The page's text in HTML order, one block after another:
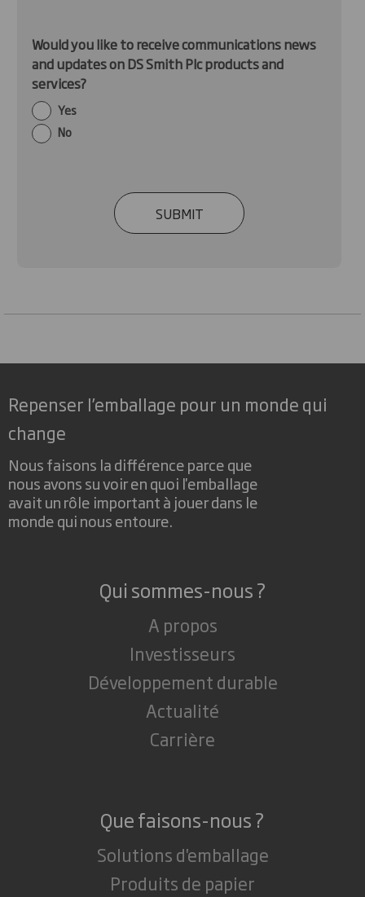
Would you like to receive communications news
and updates on DS Smith Plc products and
services?
Yes
No
SUBMIT
Repenser l’emballage pour un monde qui
change
Nous faisons la différence parce que
nous avons su voir en quoi l'emballage
avait un rôle important à jouer dans le
monde qui nous entoure.
Qui sommes-nous ?
A propos
Investisseurs
Développement durable
Actualité
Carrière
Que faisons-nous ?
Solutions d'emballage
Produits de papier